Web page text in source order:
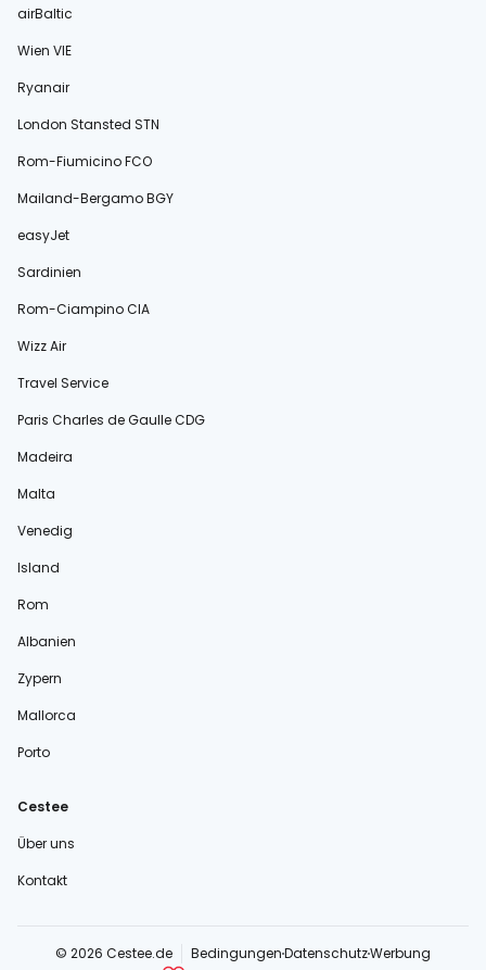
airBaltic
Wien VIE
Ryanair
London Stansted STN
Rom-Fiumicino FCO
Mailand-Bergamo BGY
easyJet
Sardinien
Rom-Ciampino CIA
Wizz Air
Travel Service
Paris Charles de Gaulle CDG
Madeira
Malta
Venedig
Island
Rom
Albanien
Zypern
Mallorca
Porto
Cestee
Über uns
Kontakt
© 2026 Cestee.de BedingungenDatenschutzWerbung